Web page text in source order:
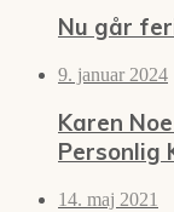
Nu går
9. januar 2024
Karen
Personlig
14. maj 2021